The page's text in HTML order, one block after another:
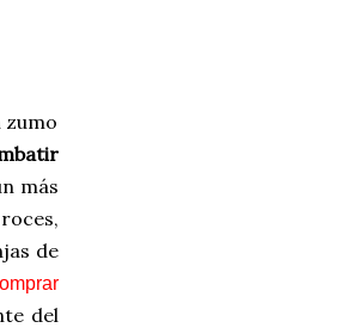
zumo
más
de
del